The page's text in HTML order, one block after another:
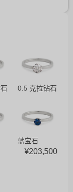
0.5 克拉钻石
蓝宝石
¥203,500